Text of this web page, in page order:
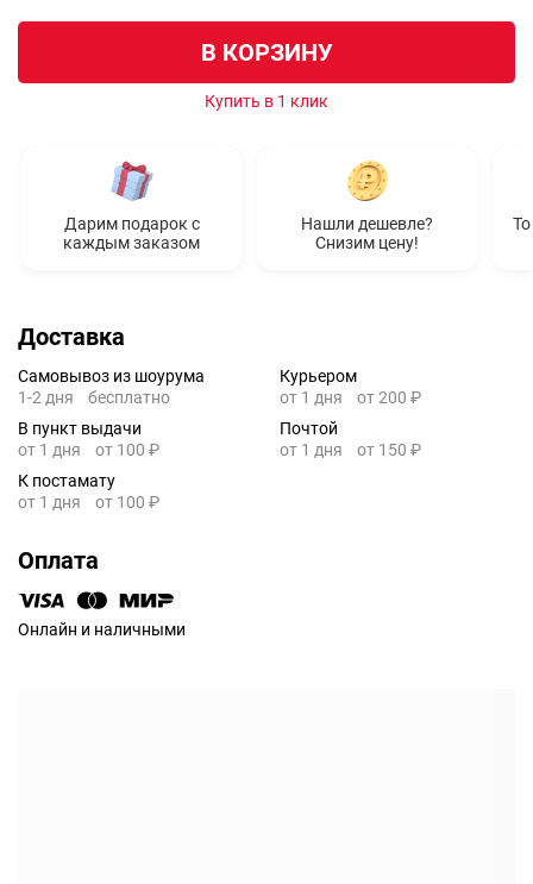
В КОРЗИНУ
Купить в 1 клик
Дарим подарок с
каждым заказом
Нашли дешевле?
Снизим цену!
Доставка
Самовывоз из шоурума
1-2 дня
бесплатно
Курьером
от 1 дня
от 200 ₽
В пункт выдачи
от 1 дня
от 100 ₽
Почтой
от 1 дня
от 150 ₽
К постамату
от 1 дня
от 100 ₽
Оплата
Онлайн и наличными